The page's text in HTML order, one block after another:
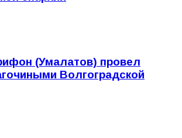
(Умалатов) провел
Волгоградской